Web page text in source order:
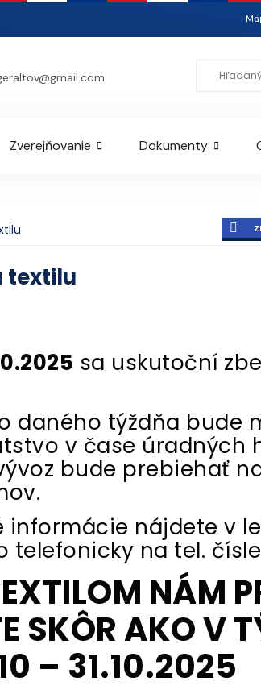
Zverejňovanie Dokumenty
textilu
sa uskutoční
daného týždňa bude
v čase úradných
bude prebiehať
nájdete v
na tel. čísle
NÁM
SKÔR AKO V
– 31.10.2025